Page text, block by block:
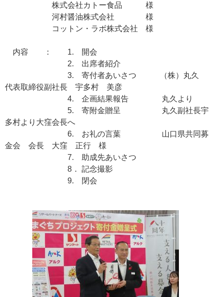
株式会社カトー食品 様
河村醤油株式会社 様
コットン・ラボ株式会社 様
内容 ： 1. 開会
2. 出席者紹介
3. 寄付者あいさつ （株）丸久
代表取締役副社長 宇多村 美彦
4. 企画結果報告 丸久より
5. 寄附金贈呈 丸久副社長宇
多村より大窪会長へ
6. お礼の言葉 山口県共同募
金会 会長 大窪 正行 様
7. 助成先あいさつ
8． 記念撮影
9. 閉会